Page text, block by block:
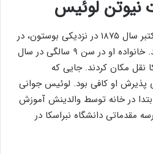
نیوتن لوئیس
گیلبرت نیوتن لوئیس، در ۲۳ اکتبر سال ۱۸۷۵ در نزدیکی بوستون، در
ویموث ماساچوست به دنیا آمد. خانواده او در سن ۹ سالگی در سال
نقل مکان کردند. جایی که
پذیرش او کافی بود. لوئیس جوانی
در خانه توسط والدینش آموزش
وارد مدرسه مقدماتی دانشگاه نبراسکا در